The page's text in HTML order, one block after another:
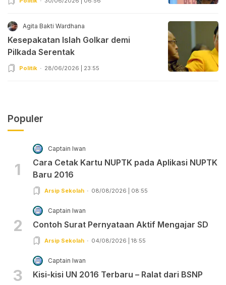
Agita Bakti Wardhana
Kesepakatan Islah Golkar demi
Pilkada Serentak
Politik 28/06/2026 | 23:55
Populer
1
Captain Iwan
Cara Cetak Kartu NUPTK pada Aplikasi NUPTK
Baru 2016
Arsip Sekolah 08/08/2026 | 08:55
2
Captain Iwan
Contoh Surat Pernyataan Aktif Mengajar SD
Arsip Sekolah 04/08/2026 | 18:55
3
Captain Iwan
Kisi-kisi UN 2016 Terbaru – Ralat dari BSNP